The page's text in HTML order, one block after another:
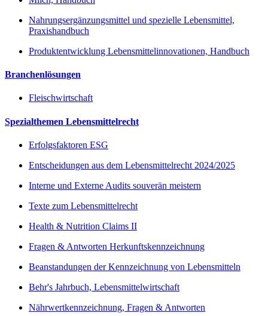
Nahrungsergänzungsmittel und spezielle Lebensmittel,
Praxishandbuch
Produktentwicklung Lebensmittelinnovationen, Handbuch
Branchenlösungen
Fleischwirtschaft
Spezialthemen Lebensmittelrecht
Erfolgsfaktoren ESG
Entscheidungen aus dem Lebensmittelrecht 2024/2025
Interne und Externe Audits souverän meistern
Texte zum Lebensmittelrecht
Health & Nutrition Claims II
Fragen & Antworten Herkunftskennzeichnung
Beanstandungen der Kennzeichnung von Lebensmitteln
Behr's Jahrbuch, Lebensmittelwirtschaft
Nährwertkennzeichnung, Fragen & Antworten